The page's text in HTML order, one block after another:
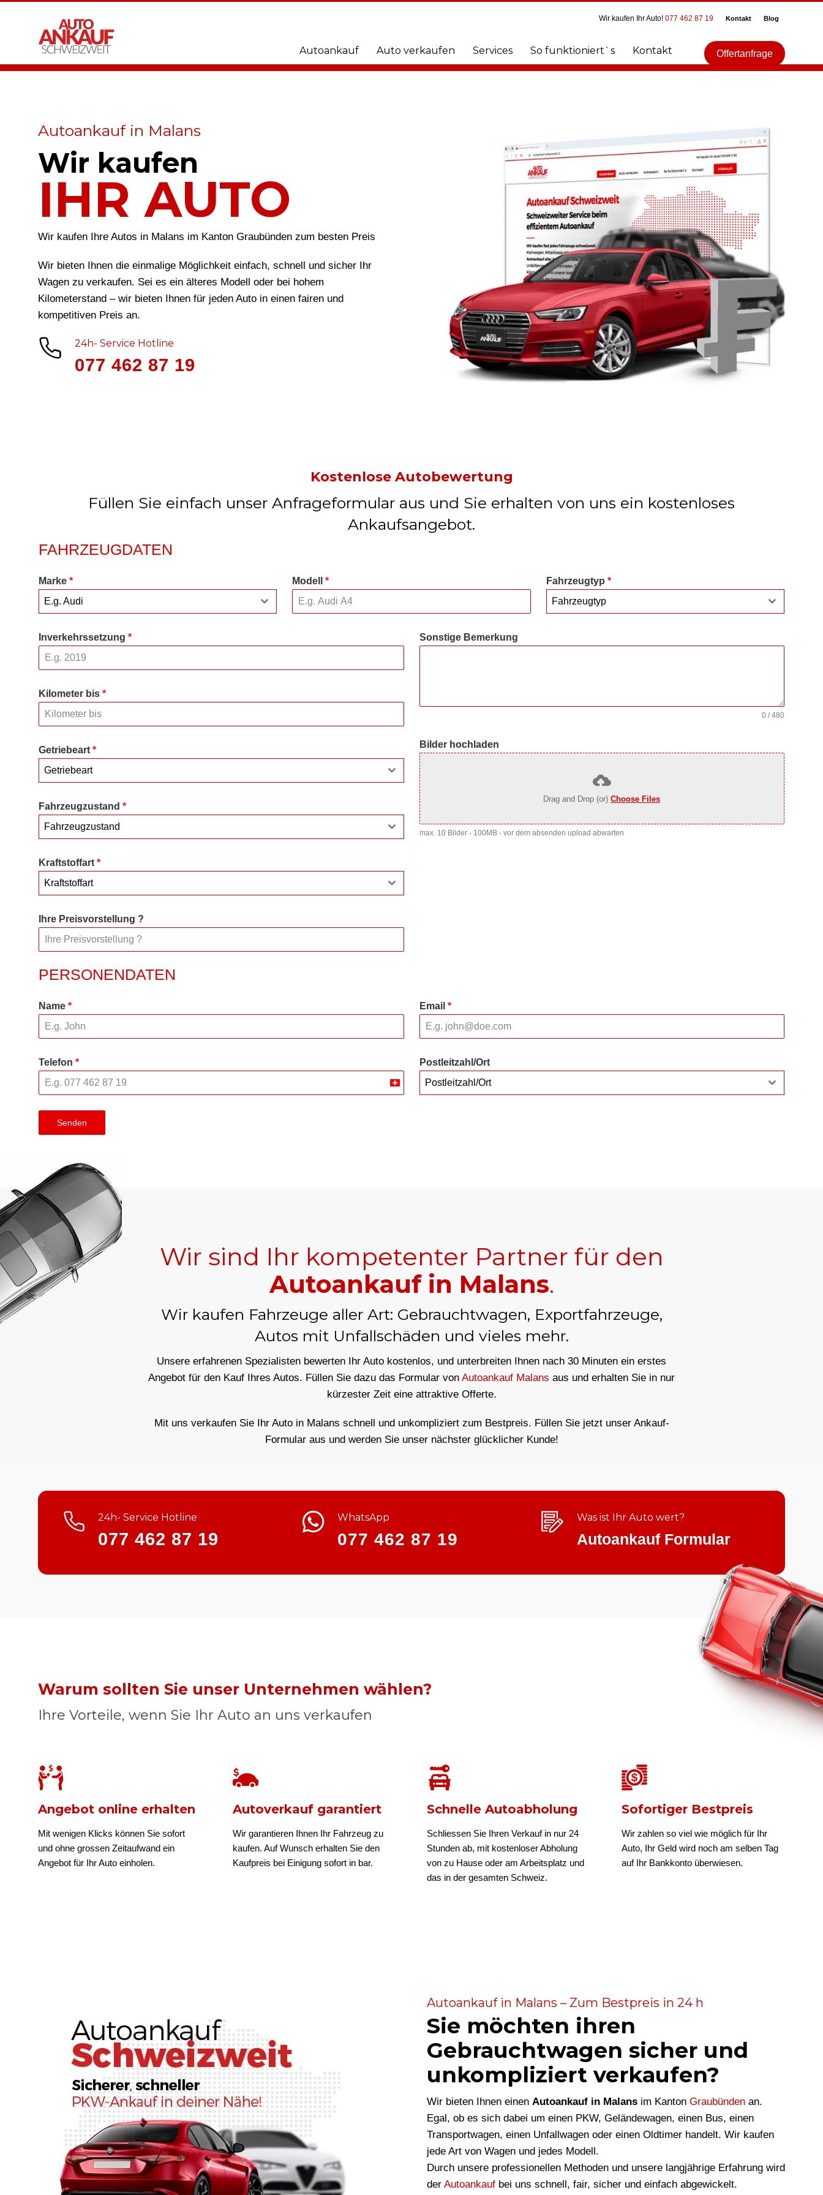
Wir kaufen Ihr Auto! 077 462 87 19 Kontakt Blog
Autoankauf Auto verkaufen Services So funktioniert`s Kontakt Offertanfrage
Autoankauf in Malans
Wir kaufen
IHR AUTO
Wir kaufen Ihre Autos in Malans im Kanton Graubünden zum besten Preis
Wir bieten Ihnen die einmalige Möglichkeit einfach, schnell und sicher Ihr
Wagen zu verkaufen. Sei es ein älteres Modell oder bei hohem
Kilometerstand – wir bieten Ihnen für jeden Auto in einen fairen und
kompetitiven Preis an.
24h- Service Hotline
077 462 87 19
Kostenlose Autobewertung
Füllen Sie einfach unser Anfrageformular aus und Sie erhalten von uns ein kostenloses
Ankaufsangebot.
FAHRZEUGDATEN
Marke *
E.g. Audi
Modell* Fahrzeugtyp *
Fahrzeugtyp
Inverkehrssetzung *
Kilometer bis *
Getriebeart *
Getriebeart
Fahrzeugzustand *
Fahrzeugzustand
Kraftstoffart *
Kraftstoffart
Ihre Preisvorstellung ?
Sonstige Bemerkung
0 / 480
Bilder hochladen
Drag and Drop (or)Choose Files
max. 10 Bilder - 100MB - vor dem absenden upload abwarten
PERSONENDATEN
Name * Email *
Telefon *
Switzerland
Postleitzahl/Ort
Postleitzahl/Ort
Senden
Wir sind Ihr kompetenter Partner für den
Autoankauf in Malans.
Wir kaufen Fahrzeuge aller Art: Gebrauchtwagen, Exportfahrzeuge,
Autos mit Unfallschäden und vieles mehr.
Unsere erfahrenen Spezialisten bewerten Ihr Auto kostenlos, und unterbreiten Ihnen nach 30 Minuten ein erstes
Angebot für den Kauf Ihres Autos. Füllen Sie dazu das Formular von Autoankauf Malans aus und erhalten Sie in nur
kürzester Zeit eine attraktive Offerte.
Mit uns verkaufen Sie Ihr Auto in Malans schnell und unkompliziert zum Bestpreis. Füllen Sie jetzt unser Ankauf-
Formular aus und werden Sie unser nächster glücklicher Kunde!
24h- Service Hotline
077 462 87 19
WhatsApp
077 462 87 19
Was ist Ihr Auto wert?
Autoankauf Formular
Warum sollten Sie unser Unternehmen wählen?
Ihre Vorteile, wenn Sie Ihr Auto an uns verkaufen
Angebot online erhalten
Mit wenigen Klicks können Sie sofort
und ohne grossen Zeitaufwand ein
Angebot für Ihr Auto einholen.
Autoverkauf garantiert
Wir garantieren Ihnen Ihr Fahrzeug zu
kaufen. Auf Wunsch erhalten Sie den
Kaufpreis bei Einigung sofort in bar.
Schnelle Autoabholung
Schliessen Sie Ihren Verkauf in nur 24
Stunden ab, mit kostenloser Abholung
von zu Hause oder am Arbeitsplatz und
das in der gesamten Schweiz.
Sofortiger Bestpreis
Wir zahlen so viel wie möglich für Ihr
Auto, Ihr Geld wird noch am selben Tag
auf Ihr Bankkonto überwiesen.
Autoankauf in Malans – Zum Bestpreis in 24 h
Sie möchten ihren
Gebrauchtwagen sicher und
unkompliziert verkaufen?
Wir bieten Ihnen einen Autoankauf in Malans im Kanton Graubünden an.
Egal, ob es sich dabei um einen PKW, Geländewagen, einen Bus, einen
Transportwagen, einen Unfallwagen oder einen Oldtimer handelt. Wir kaufen
jede Art von Wagen und jedes Modell.
Durch unsere professionellen Methoden und unsere langjährige Erfahrung wird
der Autoankauf bei uns schnell, fair, sicher und einfach abgewickelt.